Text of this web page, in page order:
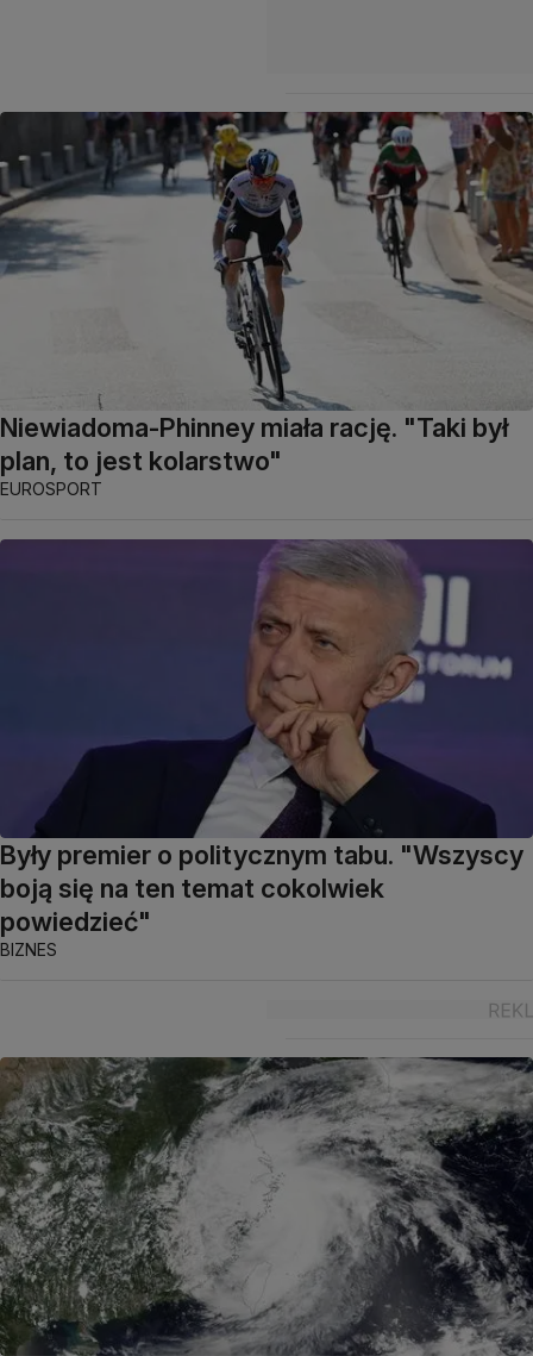
Niewiadoma-Phinney miała rację. "Taki był
plan, to jest kolarstwo"
EUROSPORT
Były premier o politycznym tabu. "Wszyscy
boją się na ten temat cokolwiek
powiedzieć"
BIZNES